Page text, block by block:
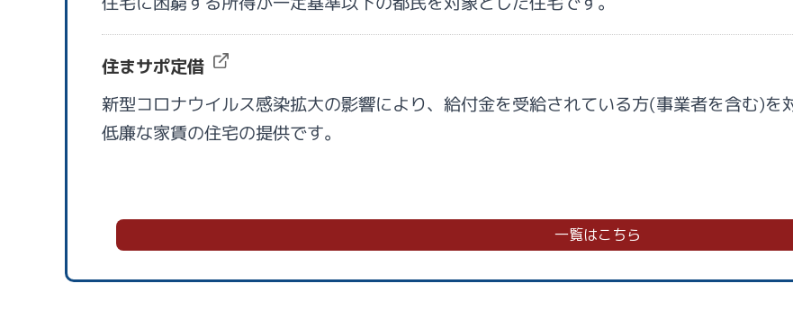
住まサポ定借
新型コロナウイルス感染拡大の影響により、給付金を受給されている方(事業者を含む)を
低廉な家賃の住宅の提供です。
一覧はこちら